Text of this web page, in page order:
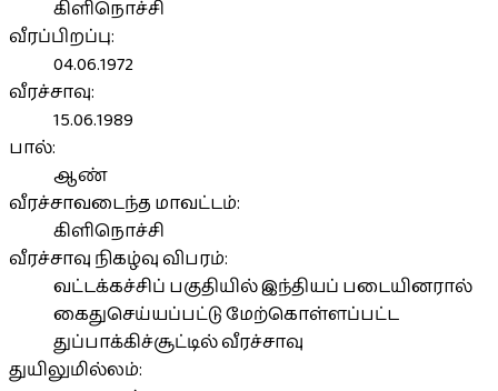
கிளிநொச்சி
வீரப்பிறப்பு:
04.06.1972
வீரச்சாவு:
15.06.1989
பால்:
ஆண்
வீரச்சாவடைந்த மாவட்டம்:
கிளிநொச்சி
வீரச்சாவு நிகழ்வு விபரம்:
வட்டக்கச்சிப் பகுதியில் இந்தியப் படையினரால்
கைதுசெய்யப்பட்டு மேற்கொள்ளப்பட்ட
துப்பாக்கிச்சூட்டில் வீரச்சாவு
துயிலுமில்லம்: